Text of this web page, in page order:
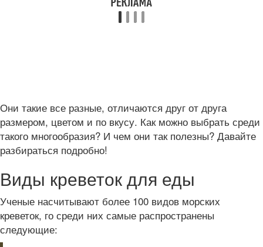
Они такие все разные, отличаются друг от друга
размером, цветом и по вкусу. Как можно выбрать среди
такого многообразия? И чем они так полезны? Давайте
разбираться подробно!
Виды креветок для еды
Ученые насчитывают более 100 видов морских
креветок, го среди них самые распространены
следующие: